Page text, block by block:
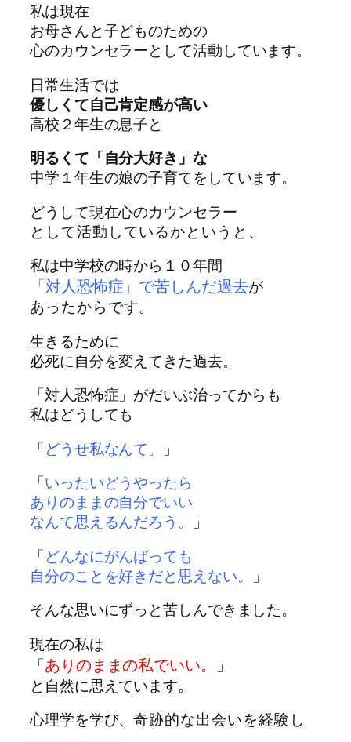
私は現在
お母さんと子どものための
心のカウンセラーとして活動しています。
日常生活では
優しくて自己肯定感が高い
高校２年生の息子と
明るくて「自分大好き」な
中学１年生の娘の子育てをしています。
どうして現在心のカウンセラー
として活動しているかというと、
私は中学校の時から１０年間
「対人恐怖症」で苦しんだ過去が
あったからです。
生きるために
必死に自分を変えてきた過去。
「対人恐怖症」がだいぶ治ってからも
私はどうしても
「どうせ私なんて。
」
「いったいどうやったら
ありのままの自分でいい
なんて思えるんだろう。
」
「どんなにがんばっても
自分のことを好きだと思えない。
」
そんな思いにずっと苦しんできました。
現在の私は
「ありのままの私でいい。
」
と自然に思えています。
心理学を学び、奇跡的な出会いを経験し